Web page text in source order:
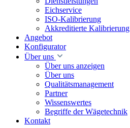
Eichservice
ISO-Kalibrierung
Akkreditierte Kalibrierung
Angebot
Konfigurator
Über uns
Über uns anzeigen
Über uns
Qualitätsmanagement
Partner
Wissenswertes
Begriffe der Wägetechnik
Kontakt